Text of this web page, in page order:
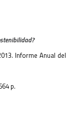
Informe Anual del
p.